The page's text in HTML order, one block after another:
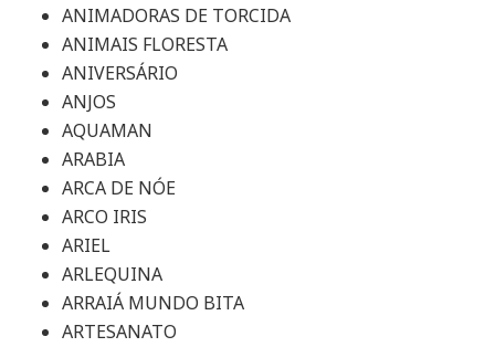
ANIMADORAS DE TORCIDA
ANIMAIS FLORESTA
ANIVERSÁRIO
ANJOS
AQUAMAN
ARABIA
ARCA DE NÓE
ARCO IRIS
ARIEL
ARLEQUINA
ARRAIÁ MUNDO BITA
ARTESANATO